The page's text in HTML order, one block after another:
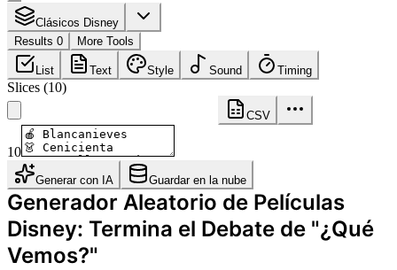
Clásicos Disney
Results 0
More Tools
List Text Style Sound Timing
Slices (10)
CSV
10
Generar con IA Guardar en la nube
Generador Aleatorio de Películas
Disney: Termina el Debate de "¿Qué
Vemos?"